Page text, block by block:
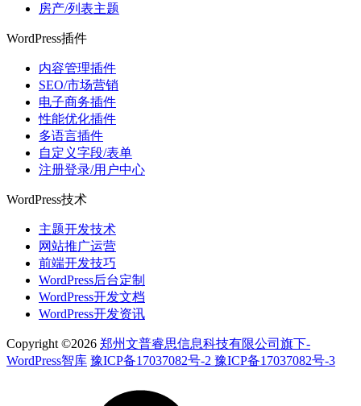
房产/列表主题
WordPress插件
内容管理插件
SEO/市场营销
电子商务插件
性能优化插件
多语言插件
自定义字段/表单
注册登录/用户中心
WordPress技术
主题开发技术
网站推广运营
前端开发技巧
WordPress后台定制
WordPress开发文档
WordPress开发资讯
Copyright ©2026 郑州文普睿思信息科技有限公司旗下-
WordPress智库 豫ICP备17037082号-2 豫ICP备17037082号-3